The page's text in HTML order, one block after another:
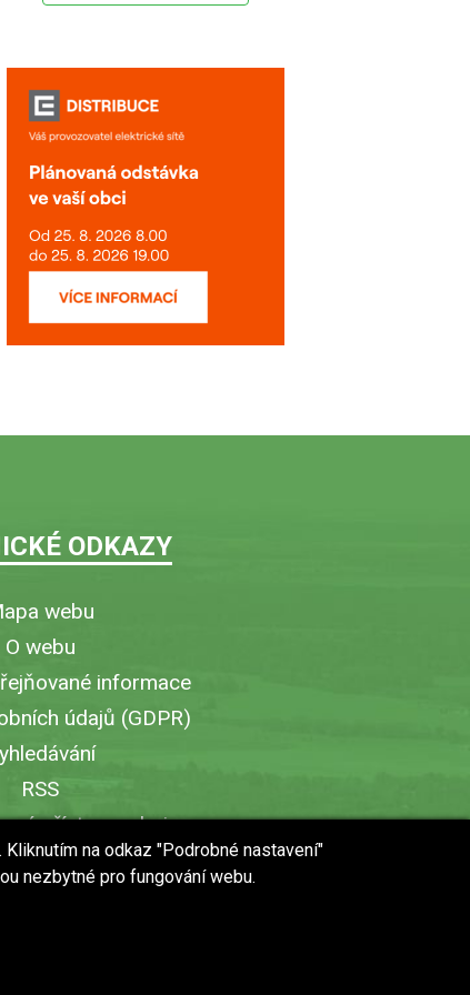
ODKAZY
webu
O webu
informace
údajů (GDPR)
RSS
přístup v obci
stránku
na odkaz "Podrobné nastavení"
nezbytné pro fungování webu.